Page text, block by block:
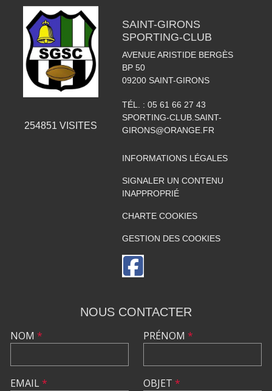
254851 VISITES
SAINT-GIRONS
SPORTING-CLUB
AVENUE ARISTIDE BERGÈS
BP 50
09200 SAINT-GIRONS
TÉL. : 05 61 66 27 43
SPORTING-CLUB.SAINT-
GIRONS@ORANGE.FR
INFORMATIONS LÉGALES
SIGNALER UN CONTENU
INAPPROPRIÉ
CHARTE COOKIES
GESTION DES COOKIES
NOUS CONTACTER
NOM *
EMAIL*
PRÉNOM *
OBJET *